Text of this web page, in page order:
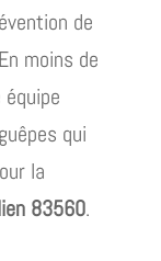
de
moins de
qui
la
83560.